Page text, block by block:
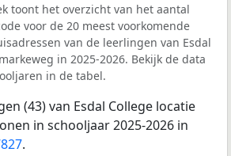
toont het overzicht van het aantal
voor de 20 meest voorkomende
van de leerlingen van Esdal
in 2025-2026. Bekijk de data
in de tabel.
(43) van Esdal College locatie
in schooljaar 2025-2026 in
.